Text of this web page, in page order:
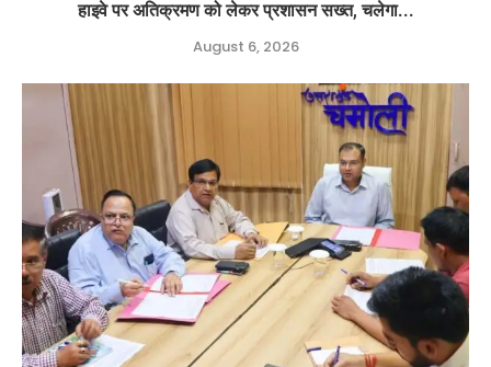
हाइवे पर अतिक्रमण को लेकर प्रशासन सख्त, चलेगा...
August 6, 2026